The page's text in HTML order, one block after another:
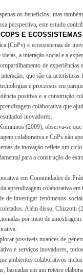
os benefícios, mas
perspectiva, este estudo
E
(CoPs) e ecossistemas de
a interação social e a
de
que são
e processos em
positiva e a construção
colaborativa que
inovadores.
(2009), observa-se
colaborativa e CoPs não
de inovação reflete um
para a construção de
em Comunidades de
aprendizagem colaborativa
de investigar fenômenos
Além disso, Chizzotti
por meio de
possíveis nuances de
e serviços inovadores,
ambientes colaborativos
baseadas em um roteiro